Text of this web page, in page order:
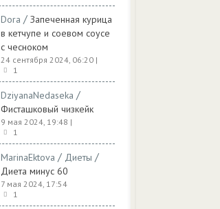
Dora / Запеченная курица
в кетчупе и соевом соусе
с чесноком
24 сентября 2024, 06:20 |
1
DziyanaNedaseka /
Фисташковый чизкейк
9 мая 2024, 19:48 |
1
MarinaEktova / Диеты /
Диета минус 60
7 мая 2024, 17:54
1